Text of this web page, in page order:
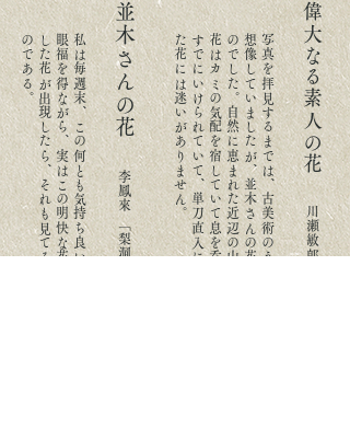
私
は
毎
週
末
、
こ
の
何
と
も
気
持
ち
良
い
花
の
姿
を
写
真
で
見
ら
れ
る
眼
福
を
得
な
が
ら
、
実
は
こ
の
明
快
な
花
が
い
つ
か
妙
に
ざ
わ
ざ
わ
と
し
た
花
が
出
現
し
た
ら
、
そ
れ
も
見
て
み
た
い
な
と
思
っ
た
り
も
す
る
の
で
あ
る
。 並木さんの花
李鳳來 「梨洞」主人 写
真
を
拝
見
す
る
ま
で
は
、
古
美
術
の
う
つ
わ
に
瀟洒に
い
け
ら
れ
た
花
を
想
像
し
て
い
ま
し
た
が
、
並
木
さ
ん
の
花
は
全
く
も
っ
て
本
格
的
な
も
の
で
し
た
。
自
然
に
恵
ま
れ
た
近
辺
の
山
野
で
採
ら
れ
た
一
木
一
草
一
花
は
カ
ミ
の
気
配
を
宿
し
て
い
て
息
を
呑
み
ま
し
た
。
花
は
採
集
時
に
す
で
に
い
け
ら
れ
て
い
て
、
単
刀
直
入
に
ズ
バ
リ
と
大
胆
に
い
け
ら
れ
た
花
に
は
迷
い
が
あ
り
ま
せ
ん
。 偉大なる素人の花
川瀬敏郎 花人